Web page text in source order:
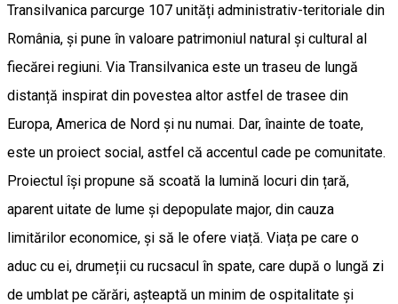
Transilvanica parcurge 107 unități administrativ-teritoriale din
România, și pune în valoare patrimoniul natural și cultural al
fiecărei regiuni. Via Transilvanica este un traseu de lungă
distanță inspirat din povestea altor astfel de trasee din
Europa, America de Nord și nu numai. Dar, înainte de toate,
este un proiect social, astfel că accentul cade pe comunitate.
Proiectul își propune să scoată la lumină locuri din țară,
aparent uitate de lume și depopulate major, din cauza
limitărilor economice, și să le ofere viață. Viața pe care o
aduc cu ei, drumeții cu rucsacul în spate, care după o lungă zi
de umblat pe cărări, așteaptă un minim de ospitalitate și